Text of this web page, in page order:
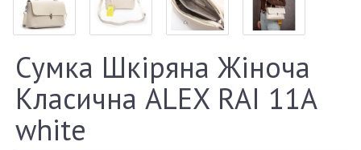
Сумка Шкіряна Жіноча
Класична ALEX RAI 11A
white